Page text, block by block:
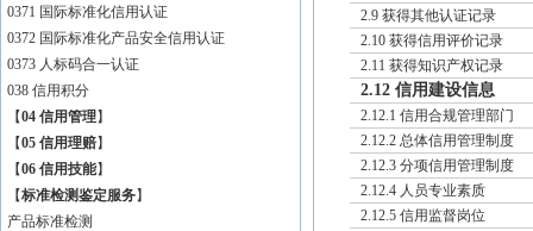
0371 国际标准化信用认证
0372 国际标准化产品安全信用认证
0373 人标码合一认证
038 信用积分
【04 信用管理】
【05 信用理赔】
【06 信用技能】
【标准检测鉴定服务】
产品标准检测
2.9 获得其他认证记录
2.10 获得信用评价记录
2.11 获得知识产权记录
2.12 信用建设信息
2.12.1 信用合规管理部门
2.12.2 总体信用管理制度
2.12.3 分项信用管理制度
2.12.4 人员专业素质
2.12.5 信用监督岗位